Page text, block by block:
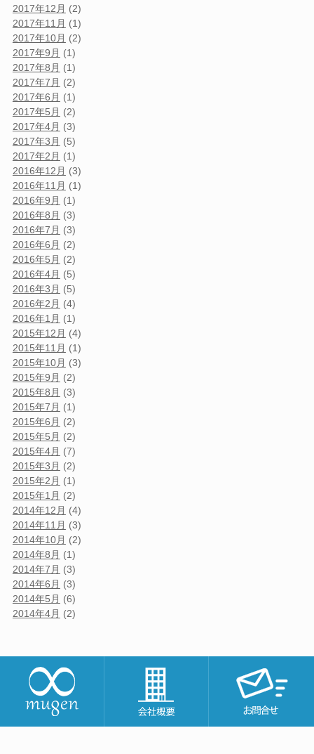
2017年12月 (2)
2017年11月 (1)
2017年10月 (2)
2017年9月 (1)
2017年8月 (1)
2017年7月 (2)
2017年6月 (1)
2017年5月 (2)
2017年4月 (3)
2017年3月 (5)
2017年2月 (1)
2016年12月 (3)
2016年11月 (1)
2016年9月 (1)
2016年8月 (3)
2016年7月 (3)
2016年6月 (2)
2016年5月 (2)
2016年4月 (5)
2016年3月 (5)
2016年2月 (4)
2016年1月 (1)
2015年12月 (4)
2015年11月 (1)
2015年10月 (3)
2015年9月 (2)
2015年8月 (3)
2015年7月 (1)
2015年6月 (2)
2015年5月 (2)
2015年4月 (7)
2015年3月 (2)
2015年2月 (1)
2015年1月 (2)
2014年12月 (4)
2014年11月 (3)
2014年10月 (2)
2014年8月 (1)
2014年7月 (3)
2014年6月 (3)
2014年5月 (6)
2014年4月 (2)
copyright 2014 夢源 All Rights Reserved.